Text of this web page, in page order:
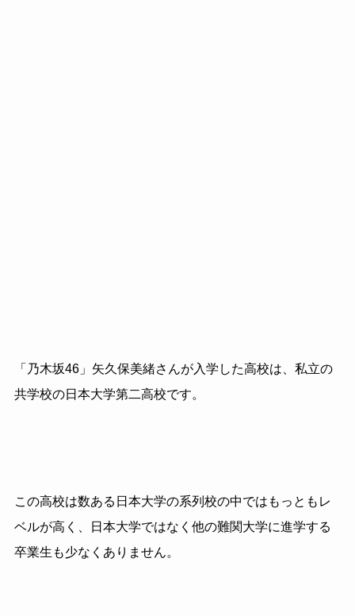
「乃木坂46」矢久保美緒さんが入学した高校は、私立の
共学校の日本大学第二高校です。
この高校は数ある日本大学の系列校の中ではもっともレ
ベルが高く、日本大学ではなく他の難関大学に進学する
卒業生も少なくありません。